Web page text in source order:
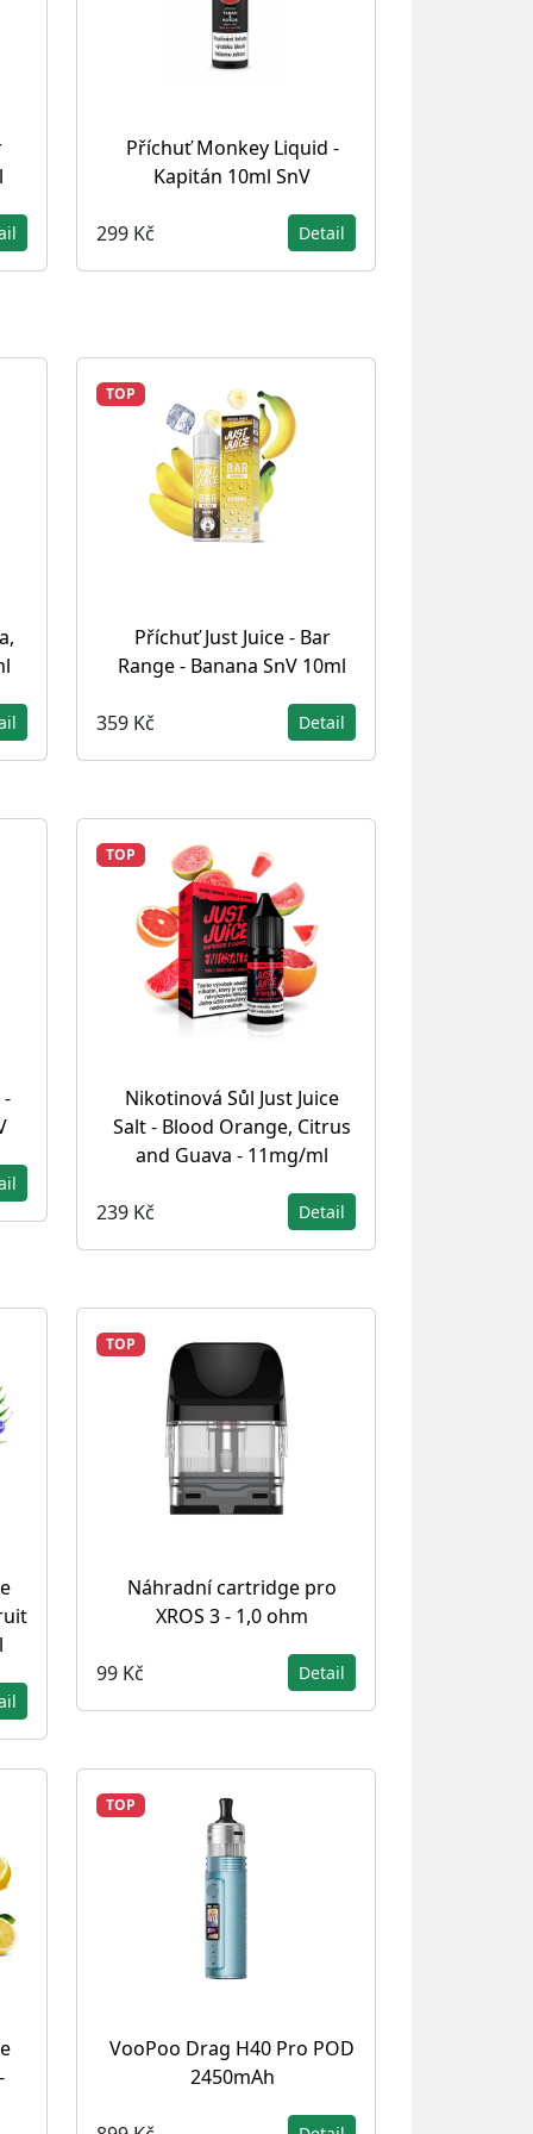
Příchuť Monkey Liquid -
Kapitán 10ml SnV
299 Kč Detail
TOP
Příchuť Just Juice - Bar
Range - Banana SnV 10ml
359 Kč Detail
TOP
Nikotinová Sůl Just Juice
Salt - Blood Orange, Citrus
and Guava - 11mg/ml
239 Kč Detail
TOP
Náhradní cartridge pro
XROS 3 - 1,0 ohm
99 Kč Detail
TOP
VooPoo Drag H40 Pro POD
2450mAh